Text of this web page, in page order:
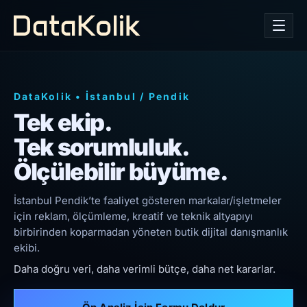
DataKolik • İstanbul / Pendik
Tek ekip.
Tek sorumluluk.
Ölçülebilir büyüme.
İstanbul Pendik’te faaliyet gösteren markalar/işletmeler
için reklam, ölçümleme, kreatif ve teknik altyapıyı
birbirinden koparmadan yöneten butik dijital danışmanlık
ekibi.
Daha doğru veri, daha verimli bütçe, daha net kararlar.